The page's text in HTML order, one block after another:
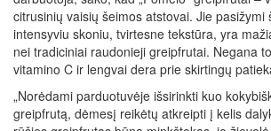
citrusinių vaisių šeimos atstovai. Jie pasižymi
intensyviu skoniu, tvirtesne tekstūra, yra
nei tradiciniai raudonieji greipfrutai. Negana
vitamino C ir lengvai dera prie skirtingų
„Norėdami parduotuvėje išsirinkti kuo
greipfrutą, dėmesį reikėtų atkreipti į kelis